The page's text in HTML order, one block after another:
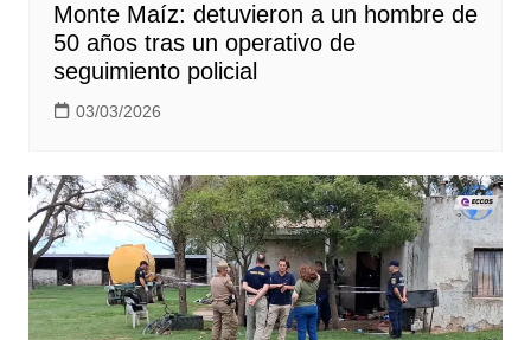
Monte Maíz: detuvieron a un hombre de
50 años tras un operativo de
seguimiento policial
03/03/2026